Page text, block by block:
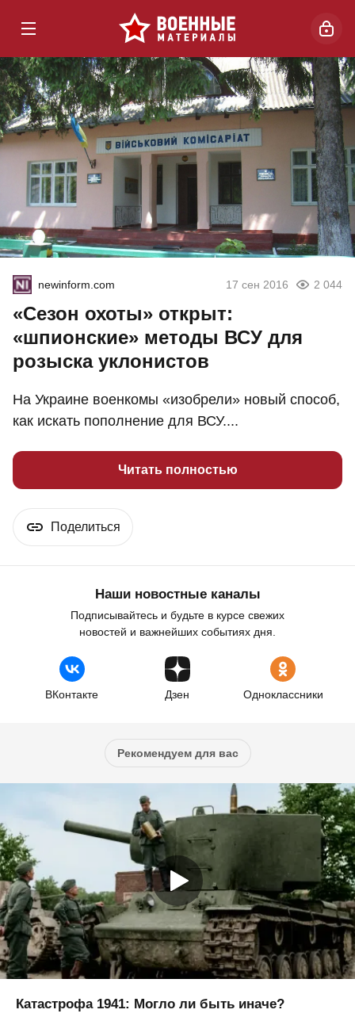
newinform.com 17 сен 2016 2 044
«Сезон охоты» открыт:
«шпионские» методы ВСУ для
розыска уклонистов
На Украине военкомы «изобрели» новый способ,
как искать пополнение для ВСУ....
Читать полностью
Поделиться
Наши новостные каналы
Подписывайтесь и будьте в курсе свежих
новостей и важнейших событиях дня.
ВКонтакте Дзен Одноклассники
Рекомендуем для вас
Катастрофа 1941: Могло ли быть иначе?